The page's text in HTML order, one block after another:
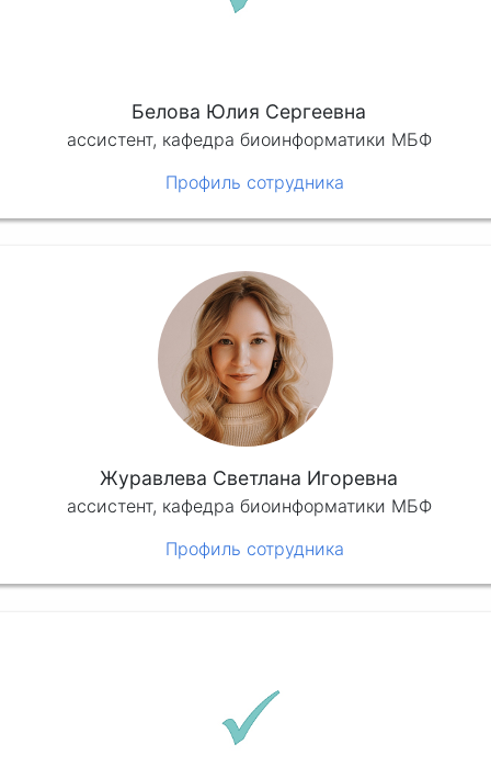
Белова Юлия Сергеевна
ассистент, кафедра биоинформатики МБФ
Профиль сотрудника
Журавлева Светлана Игоревна
ассистент, кафедра биоинформатики МБФ
Профиль сотрудника